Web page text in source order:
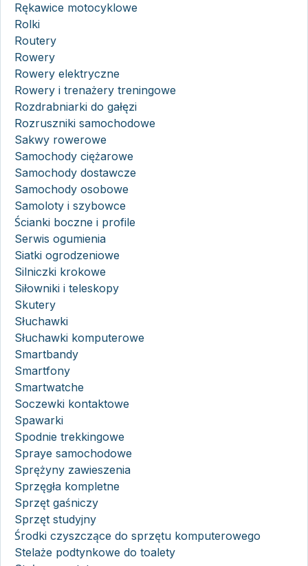
Rękawice motocyklowe
Rolki
Routery
Rowery
Rowery elektryczne
Rowery i trenażery treningowe
Rozdrabniarki do gałęzi
Rozruszniki samochodowe
Sakwy rowerowe
Samochody ciężarowe
Samochody dostawcze
Samochody osobowe
Samoloty i szybowce
Ścianki boczne i profile
Serwis ogumienia
Siatki ogrodzeniowe
Silniczki krokowe
Siłowniki i teleskopy
Skutery
Słuchawki
Słuchawki komputerowe
Smartbandy
Smartfony
Smartwatche
Soczewki kontaktowe
Spawarki
Spodnie trekkingowe
Spraye samochodowe
Sprężyny zawieszenia
Sprzęgła kompletne
Sprzęt gaśniczy
Sprzęt studyjny
Środki czyszczące do sprzętu komputerowego
Stelaże podtynkowe do toalety